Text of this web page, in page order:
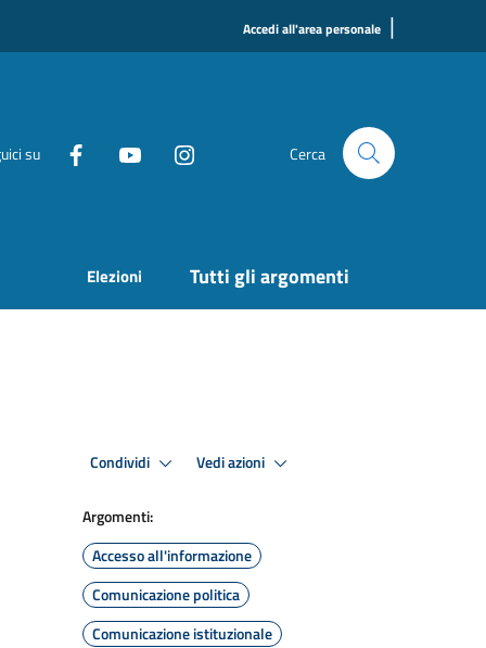
Accedi all'area personale |
su Cerca
Elezioni Tutti gli argomenti
Condividi Vedi azioni
Argomenti:
Accesso all'informazione
Comunicazione politica
Comunicazione istituzionale